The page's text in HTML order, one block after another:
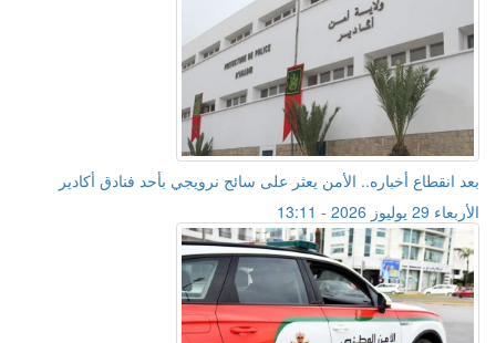
بعد انقطاع أخباره.. الأمن يعثر على سائح نرويجي بأحد فنادق أكادير
الأربعاء 29 يوليوز 2026 - 13:11